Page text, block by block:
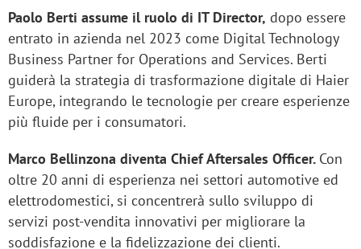
Paolo Berti assume il ruolo di IT Director, dopo essere
entrato in azienda nel 2023 come Digital Technology
Business Partner for Operations and Services. Berti
guiderà la strategia di trasformazione digitale di Haier
Europe, integrando le tecnologie per creare esperienze
più fluide per i consumatori.
Marco Bellinzona diventa Chief Aftersales Officer. Con
oltre 20 anni di esperienza nei settori automotive ed
elettrodomestici, si concentrerà sullo sviluppo di
servizi post-vendita innovativi per migliorare la
soddisfazione e la fidelizzazione dei clienti.